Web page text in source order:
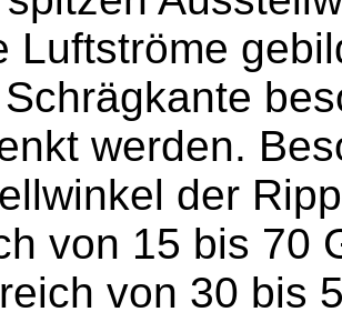
Luftströme
werden.
der
von 15 bis 70
von 30 bis